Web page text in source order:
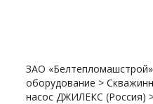
ЗАО «Белтепломашстрой»
оборудование >
насос ДЖИЛЕКС (Россия)